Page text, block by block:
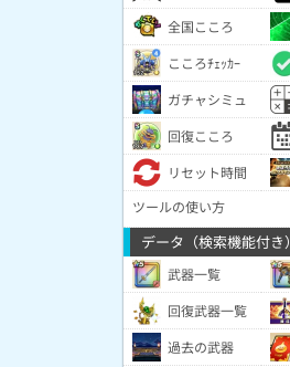
全国こころ
こころﾁｪｯｶｰ
ガチャシミュ
回復こころ
リセット時間
ツールの使い方
データ（検索機能付き）
武器一覧
回復武器一覧
過去の武器